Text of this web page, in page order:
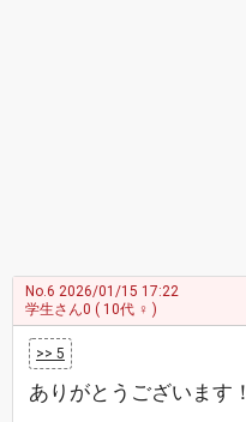
No.6 2026/01/15 17:22
学生さん0 ( 10代 ♀ )
>> 5
ありがとうございます！